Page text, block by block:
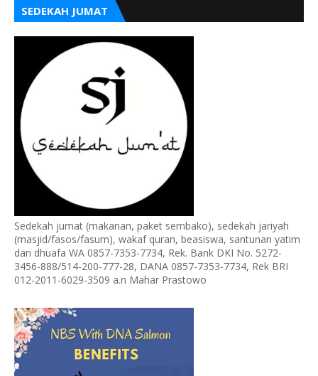
SEDEKAH JUMAT
Sedekah jumat (makanan, paket sembako), sedekah jariyah
(masjid/fasos/fasum), wakaf quran, beasiswa, santunan yatim
dan dhuafa WA 0857-7353-7734, Rek. Bank DKI No. 5272-
3456-888/514-200-777-28, DANA 0857-7353-7734, Rek BRI
012-2011-6029-3509 a.n Mahar Prastowo